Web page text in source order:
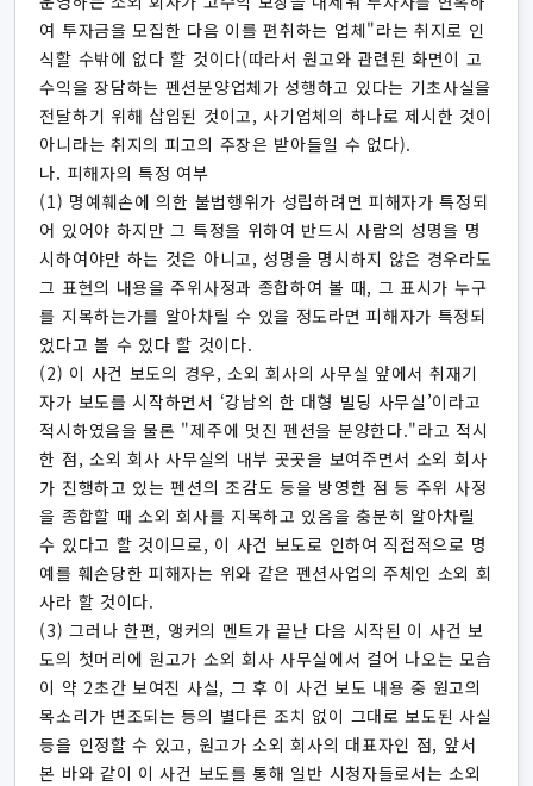
여 투자금을 모집한 다음 이를 편취하는 업체"라는 취지로 인
식할 수밖에 없다 할 것이다(따라서 원고와 관련된 화면이 고
수익을 장담하는 펜션분양업체가 성행하고 있다는 기초사실을
전달하기 위해 삽입된 것이고, 사기업체의 하나로 제시한 것이
아니라는 취지의 피고의 주장은 받아들일 수 없다).
나. 피해자의 특정 여부
(1) 명예훼손에 의한 불법행위가 성립하려면 피해자가 특정되
어 있어야 하지만 그 특정을 위하여 반드시 사람의 성명을 명
시하여야만 하는 것은 아니고, 성명을 명시하지 않은 경우라도
그 표현의 내용을 주위사정과 종합하여 볼 때, 그 표시가 누구
를 지목하는가를 알아차릴 수 있을 정도라면 피해자가 특정되
었다고 볼 수 있다 할 것이다.
(2) 이 사건 보도의 경우, 소외 회사의 사무실 앞에서 취재기
자가 보도를 시작하면서 ‘강남의 한 대형 빌딩 사무실’이라고
적시하였음을 물론 "제주에 멋진 펜션을 분양한다."라고 적시
한 점, 소외 회사 사무실의 내부 곳곳을 보여주면서 소외 회사
가 진행하고 있는 펜션의 조감도 등을 방영한 점 등 주위 사정
을 종합할 때 소외 회사를 지목하고 있음을 충분히 알아차릴
수 있다고 할 것이므로, 이 사건 보도로 인하여 직접적으로 명
예를 훼손당한 피해자는 위와 같은 펜션사업의 주체인 소외 회
사라 할 것이다.
(3) 그러나 한편, 앵커의 멘트가 끝난 다음 시작된 이 사건 보
도의 첫머리에 원고가 소외 회사 사무실에서 걸어 나오는 모습
이 약 2초간 보여진 사실, 그 후 이 사건 보도 내용 중 원고의
목소리가 변조되는 등의 별다른 조치 없이 그대로 보도된 사실
등을 인정할 수 있고, 원고가 소외 회사의 대표자인 점, 앞서
본 바와 같이 이 사건 보도를 통해 일반 시청자들로서는 소외